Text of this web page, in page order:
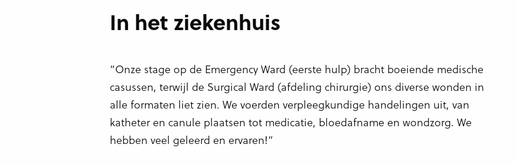
In het ziekenhuis
“Onze stage op de Emergency Ward (eerste hulp) bracht boeiende medische
casussen, terwijl de Surgical Ward (afdeling chirurgie) ons diverse wonden in
alle formaten liet zien. We voerden verpleegkundige handelingen uit, van
katheter en canule plaatsen tot medicatie, bloedafname en wondzorg. We
hebben veel geleerd en ervaren!”